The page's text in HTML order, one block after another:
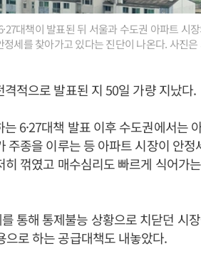
대책이 발표된 뒤 서울과 수도권 아파트 시
세를 찾아가고 있다는 진단이 나온다. 사진
적으로 발표된 지 50일 가량 지났다.
6·27대책 발표 이후 수도권에서는
주종을 이루는 등 아파트 시장이 안
꺾였고 매수심리도 빠르게 식어가
통해 통제불능 상황으로 치닫던 시
로 하는 공급대책도 내놓았다.